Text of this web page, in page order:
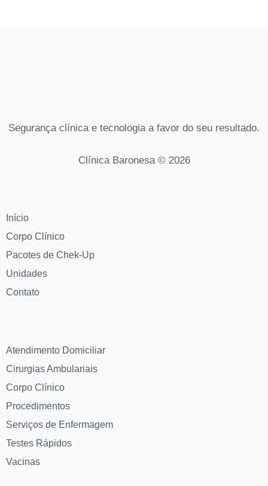
Segurança clínica e tecnologia a favor do seu resultado.
Clínica Baronesa © 2026
Início
Corpo Clínico
Pacotes de Chek-Up
Unidades
Contato
Atendimento Domiciliar
Cirurgias Ambulariais
Corpo Clínico
Procedimentos
Serviços de Enfermagem
Testes Rápidos
Vacinas